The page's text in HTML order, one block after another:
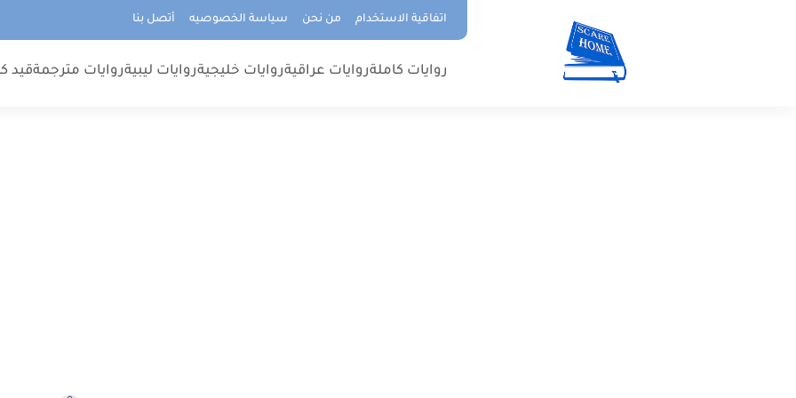
اتفاقية الاستخدام من نحن سياسة الخصوصيه أتصل بنا
روايات كاملةروايات عراقيةروايات خليجيةروايات ليبيةروايات مترجمةقيد